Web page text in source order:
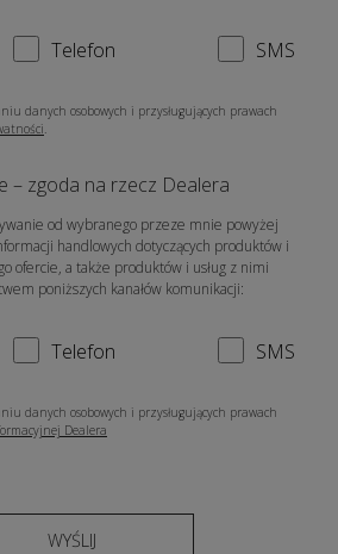
Telefon SMS
danych osobowych i przysługujących prawach
.
– zgoda na rzecz Dealera
od wybranego przeze mnie powyżej
handlowych dotyczących produktów i
ofercie, a także produktów i usług z nimi
poniższych kanałów komunikacji:
Telefon SMS
danych osobowych i przysługujących prawach
Dealera
WYŚLIJ